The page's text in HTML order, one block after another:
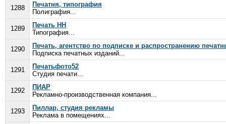
1288
Печатня, типография
Полиграфия...
1289
Печать НН
Типография...
1290
Печать, агентство по подписке и распространению
Подписка печатных изданий...
1291
Печатьфото52
Студия печати...
1292
ПИАР
Рекламно-производственная компания...
1293
Пиллар, студия рекламы
Реклама в помещениях...